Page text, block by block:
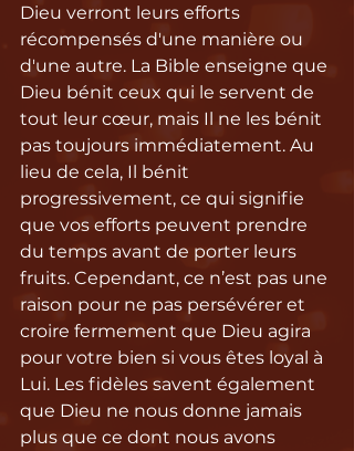
Dieu verront leurs efforts
récompensés d'une manière ou
d'une autre. La Bible enseigne que
Dieu bénit ceux qui le servent de
tout leur cœur, mais Il ne les bénit
pas toujours immédiatement. Au
lieu de cela, Il bénit
progressivement, ce qui signifie
que vos efforts peuvent prendre
du temps avant de porter leurs
fruits. Cependant, ce n’est pas une
raison pour ne pas persévérer et
croire fermement que Dieu agira
pour votre bien si vous êtes loyal à
Lui. Les fidèles savent également
que Dieu ne nous donne jamais
plus que ce dont nous avons